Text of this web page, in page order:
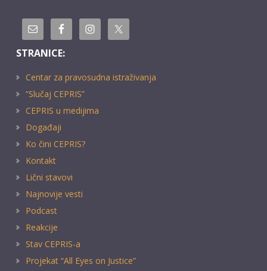
STRANICE:
Centar za pravosudna istraživanja
“Slučaj CEPRIS”
CEPRIS u medijima
Događaji
Ko čini CEPRIS?
Kontakt
Lični stavovi
Najnovije vesti
Podcast
Reakcije
Stav CEPRIS-a
Projekat “All Eyes on Justice”